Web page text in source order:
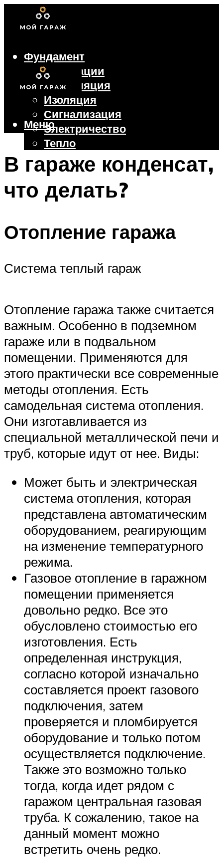
Фундамент
Коммуникации
Вентиляция
Изоляция
Сигнализация
Электричество
Тепло
Крыша
Ворота
Меню
Меню
В гараже конденсат,
что делать?
Отопление гаража
Система теплый гараж
Отопление гаража также считается
важным. Особенно в подземном
гараже или в подвальном
помещении. Применяются для
этого практически все современные
методы отопления. Есть
самодельная система отопления.
Они изготавливается из
специальной металлической печи и
труб, которые идут от нее. Виды:
Может быть и электрическая
система отопления, которая
представлена автоматическим
оборудованием, реагирующим
на изменение температурного
режима.
Газовое отопление в гаражном
помещении применяется
довольно редко. Все это
обусловлено стоимостью его
изготовления. Есть
определенная инструкция,
согласно которой изначально
составляется проект газового
подключения, затем
проверяется и пломбируется
оборудование и только потом
осуществляется подключение.
Также это возможно только
тогда, когда идет рядом с
гаражом центральная газовая
труба. К сожалению, такое на
данный момент можно
встретить очень редко.